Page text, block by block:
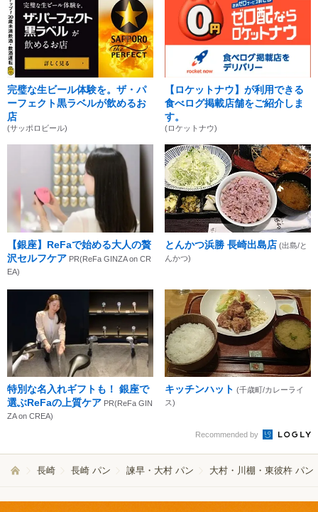
完璧な生ビール体験を。ザ・パ
ーフェクト黒ラベルが飲めるお
店
(サッポロビール)
【ロケットナウ】が利用できる
食べログ掲載店舗をご紹介しま
す。
(ロケットナウ)
【銀座】ReFaで始める大人の贅
沢セルフケア PR(ReFa GINZA on CR
EA)
とんかつ浜勝 長崎出島店 (出島/と
んかつ)
特別な名入れギフトも！ 銀座で
選ぶReFaの上質ケア PR(ReFa GIN
ZA on CREA)
キッチンハット (千歳町/カレーライ
ス)
Recommended by
長崎 長崎 パン 諫早・大村 パン 大村・川棚・東彼杵 パン